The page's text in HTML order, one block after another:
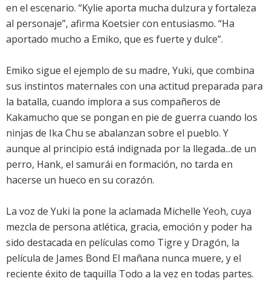
en el escenario. “Kylie aporta mucha dulzura y fortaleza
al personaje”, afirma Koetsier con entusiasmo. “Ha
aportado mucho a Emiko, que es fuerte y dulce”.
Emiko sigue el ejemplo de su madre, Yuki, que combina
sus instintos maternales con una actitud preparada para
la batalla, cuando implora a sus compañeros de
Kakamucho que se pongan en pie de guerra cuando los
ninjas de Ika Chu se abalanzan sobre el pueblo. Y
aunque al principio está indignada por la llegada...de un
perro, Hank, el samurái en formación, no tarda en
hacerse un hueco en su corazón.
La voz de Yuki la pone la aclamada Michelle Yeoh, cuya
mezcla de persona atlética, gracia, emoción y poder ha
sido destacada en películas como Tigre y Dragón, la
película de James Bond El mañana nunca muere, y el
reciente éxito de taquilla Todo a la vez en todas partes.